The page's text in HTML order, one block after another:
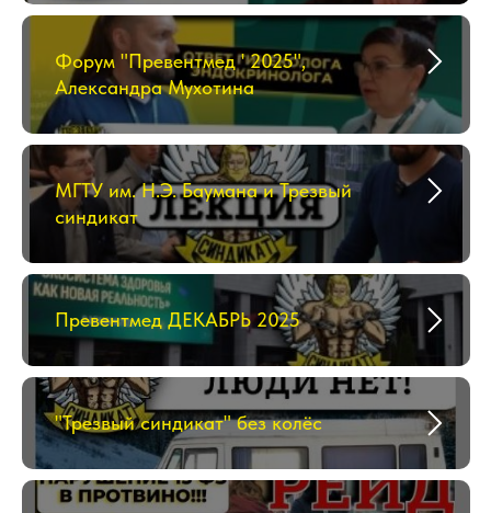
Форум "Превентмед ' 2025",
Александра Мухотина
МГТУ им. Н.Э. Баумана и Трезвый
синдикат
Превентмед ДЕКАБРЬ 2025
"Трезвый синдикат" без колёс